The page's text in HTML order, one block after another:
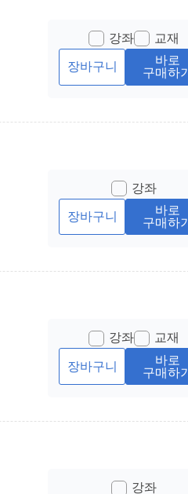
강좌 교재
장바구니
바로
구매하기
강좌
장바구니
바로
구매하기
강좌 교재
장바구니
바로
구매하기
강좌